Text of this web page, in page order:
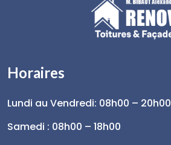
Horaires
Lundi au Vendredi: 08h00 – 20h00
Samedi : 08h00 – 18h00